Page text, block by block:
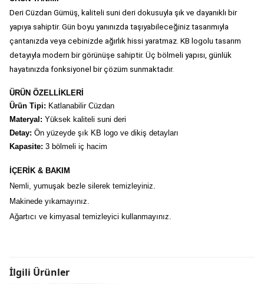
Deri Cüzdan Gümüş, kaliteli suni deri dokusuyla şık ve dayanıklı bir
yapıya sahiptir. Gün boyu yanınızda taşıyabileceğiniz tasarımıyla
çantanızda veya cebinizde ağırlık hissi yaratmaz. KB logolu tasarım
detayıyla modern bir görünüşe sahiptir. Üç bölmeli yapısı, günlük
hayatınızda fonksiyonel bir çözüm sunmaktadır.
ÜRÜN ÖZELLİKLERİ
Ürün Tipi: Katlanabilir Cüzdan
Materyal: Yüksek kaliteli suni deri
Detay: Ön yüzeyde şık KB logo ve dikiş detayları
Kapasite: 3 bölmeli iç hacim
İÇERİK & BAKIM
Nemli, yumuşak bezle silerek temizleyiniz.
Makinede yıkamayınız.
Ağartıcı ve kimyasal temizleyici kullanmayınız.
İlgili Ürünler